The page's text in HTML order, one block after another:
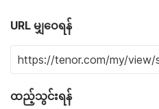
URL မျှဝေရန်
ထည့်သွင်းရန်